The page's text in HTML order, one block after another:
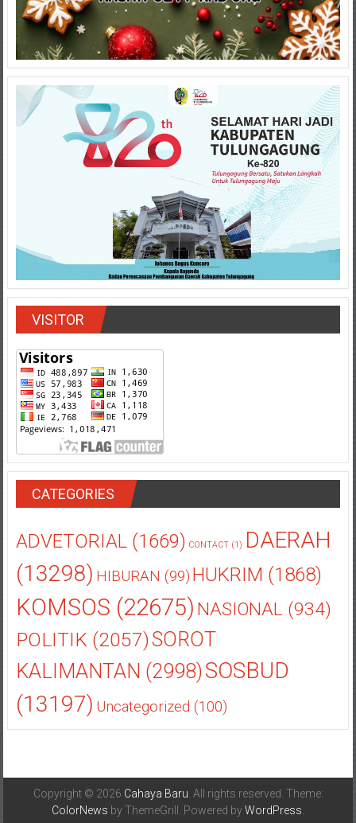
VISITOR
CATEGORIES
ADVETORIAL(1669) CONTACT(1) DAERAH
(13298) HIBURAN (99) HUKRIM (1868)
KOMSOS (22675) NASIONAL(934)
POLITIK(2057)SOROT
KALIMANTAN (2998)SOSBUD
(13197) Uncategorized (100)
Copyright © 2026 Cahaya Baru. All rights reserved. Theme:
ColorNews by ThemeGrill. Powered byWordPress.